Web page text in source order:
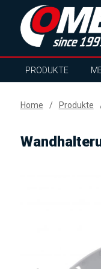
PRODUKTE
Home Produkte